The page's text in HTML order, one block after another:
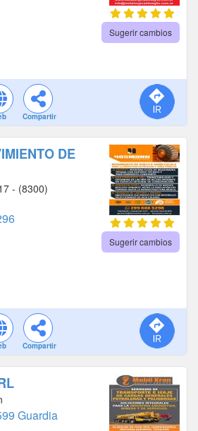
Sugerir cambios
Compartir
DE
- (8300)
Sugerir cambios
Compartir
Guardia